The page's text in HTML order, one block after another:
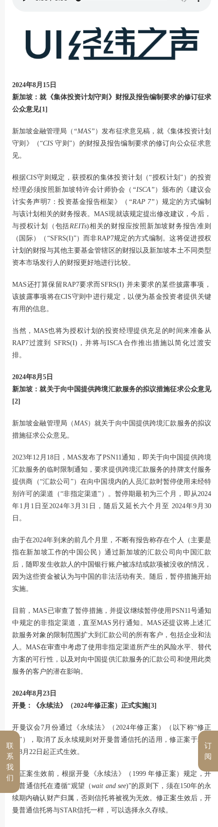
2024年8月15日
新加坡：就《集体投资计划守则》财报及报告编制要求的修订征求
公众意见[1]
新加坡金融管理局（ “MAS” ）发布征求意见稿，就《集体投资计划
守则》（“CIS 守则”）的财报及报告编制要求的修订向公众征求意
见。
根据CIS守则规定，获授权的集体投资计划（“授权计划”）的投资
经理必须按照新加坡特许会计师协会（ “ISCA” ）颁布的《建议会
计实务声明7：投资基金报告框架》（ “RAP 7” ）规定的方式编制
与该计划相关的财务报表。MAS现就该规定提出修改建议，今后，
与授权计划（包括REITs)相关的财报应按照新加坡财务报告准则
（国际）（“SFRS(I)”）而非RAP7规定的方式编制。这将促进授权
计划的财报与其他主要基金管辖区的财报以及新加坡本土不同类型
资本市场发行人的财报更好地进行比较。
MAS还打算保留RAP7要求而SFRS(I) 并未要求的某些披露事项，
该披露事项将在CIS守则中进行规定，以便为基金投资者提供关键
有用的信息。
当然，MAS也将为授权计划的投资经理提供充足的时间来准备从
RAP7过渡到 SFRS(I)，并将与ISCA合作推出措施以简化过渡安
排。
2024年8月5日
新加坡：就关于向中国提供跨境汇款服务的拟议措施征求公众意见
[2]
新加坡金融管理局（MAS）就关于向中国提供跨境汇款服务的拟议
措施征求公众意见。
2023年12月18日，MAS发布了PSN11通知，即关于向中国提供跨境
汇款服务的临时限制通知，要求提供跨境汇款服务的持牌支付服务
提供商（“汇款公司”）在向中国境内的人员汇款时暂停使用未经特
别许可的渠道（“非指定渠道”）。暂停期最初为三个月，即从2024
年1月1日至2024年3月31日，随后又延长六个月至 2024年9月30
日。
由于在2024年到来的前几个月里，不断有报告称存在个人（主要是
指在新加坡工作的中国公民）通过新加坡的汇款公司向中国汇款
后，随即发生收款人的中国银行账户被冻结或款项被没收的情况，
因为这些资金被认为与中国的非法活动有关。随后，暂停措施开始
实施。
目前，MAS已审查了暂停措施，并提议继续暂停使用PSN11号通知
中规定的非指定渠道，直至MAS另行通知。MAS还提议将上述汇
款服务对象的限制范围扩大到汇款公司的所有客户，包括企业和法
人。MAS在审查中考虑了使用非指定渠道所产生的风险水平、替代
方案的可行性，以及对向中国提供汇款服务的汇款公司和使用此类
服务的客户的潜在影响。
2024年8月23日
开曼：《永续法》（2024年修正案）正式实施[3]
开曼议会7月份通过《永续法》（2024年修正案）（以下称“修正
案”），取消了反永续规则对开曼普通信托的适用，修正案于2024
年8月22日起正式生效。
修正案生效前，根据开曼《永续法》（1999 年修正案）规定，开
曼普通信托在遵循“观望（wait and see)”的原则下，须在150年的永
续期内确认财产归属，否则信托将被视为无效。修正案生效后，开
曼普通信托将与STAR信托一样，可以选择永久存续。
订
阅
联
系
我
们